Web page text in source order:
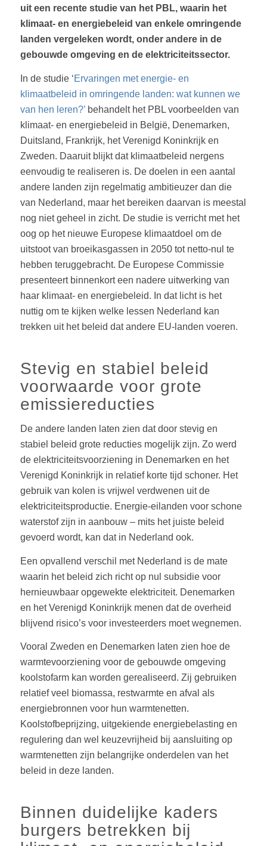
uit een recente studie van het PBL, waarin het
klimaat- en energiebeleid van enkele omringende
landen vergeleken wordt, onder andere in de
gebouwde omgeving en de elektriciteitssector.
In de studie ‘Ervaringen met energie- en
klimaatbeleid in omringende landen: wat kunnen we
van hen leren?’behandelt het PBL voorbeelden van
klimaat- en energiebeleid in België, Denemarken,
Duitsland, Frankrijk, het Verenigd Koninkrijk en
Zweden. Daaruit blijkt dat klimaatbeleid nergens
eenvoudig te realiseren is. De doelen in een aantal
andere landen zijn regelmatig ambitieuzer dan die
van Nederland, maar het bereiken daarvan is meestal
nog niet geheel in zicht. De studie is verricht met het
oog op het nieuwe Europese klimaatdoel om de
uitstoot van broeikasgassen in 2050 tot netto-nul te
hebben teruggebracht. De Europese Commissie
presenteert binnenkort een nadere uitwerking van
haar klimaat- en energiebeleid. In dat licht is het
nuttig om te kijken welke lessen Nederland kan
trekken uit het beleid dat andere EU-landen voeren.
Stevig en stabiel beleid
voorwaarde voor grote
emissiereducties
De andere landen laten zien dat door stevig en
stabiel beleid grote reducties mogelijk zijn. Zo werd
de elektriciteitsvoorziening in Denemarken en het
Verenigd Koninkrijk in relatief korte tijd schoner. Het
gebruik van kolen is vrijwel verdwenen uit de
elektriciteitsproductie. Energie-eilanden voor schone
waterstof zijn in aanbouw – mits het juiste beleid
gevoerd wordt, kan dat in Nederland ook.
Een opvallend verschil met Nederland is de mate
waarin het beleid zich richt op nul subsidie voor
hernieuwbaar opgewekte elektriciteit. Denemarken
en het Verenigd Koninkrijk menen dat de overheid
blijvend risico’s voor investeerders moet wegnemen.
Vooral Zweden en Denemarken laten zien hoe de
warmtevoorziening voor de gebouwde omgeving
koolstofarm kan worden gerealiseerd. Zij gebruiken
relatief veel biomassa, restwarmte en afval als
energiebronnen voor hun warmtenetten.
Koolstofbeprijzing, uitgekiende energiebelasting en
regulering dan wel keuzevrijheid bij aansluiting op
warmtenetten zijn belangrijke onderdelen van het
beleid in deze landen.
Binnen duidelijke kaders
burgers betrekken bij